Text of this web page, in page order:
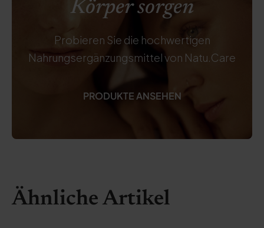
Körper sorgen
Probieren Sie die hochwertigen
Nahrungsergänzungsmittel von Natu.Care
PRODUKTE ANSEHEN
Ähnliche Artikel